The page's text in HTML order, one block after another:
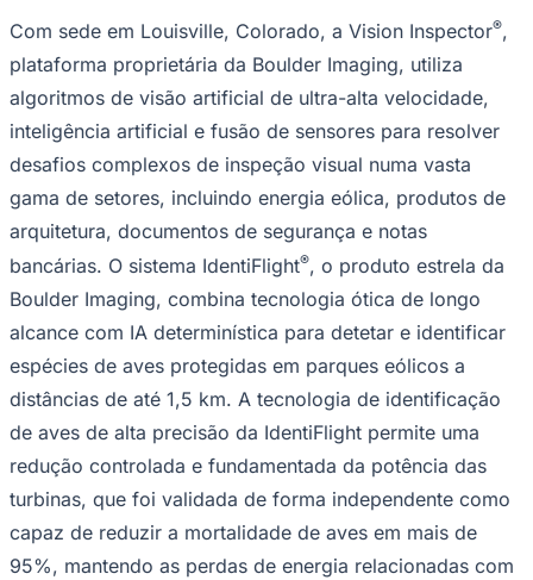
Vagas de Emprego
Panorama Econômico
Panorama Econômico
Para Sua Empresa
Anuncie no Portal
Verificar EmpresaNovo
Anunciar Vagas
Novo
Publicidade Legal
NFL
Fórmula 1
Tênis (ATP)
MLB
NHL
Atletismo
NBB
Competições de Futebol
Com sede em Louisville, Colorado, a Vision Inspector®,
plataforma proprietária da Boulder Imaging, utiliza
algoritmos de visão artificial de ultra-alta velocidade,
inteligência artificial e fusão de sensores para resolver
desafios complexos de inspeção visual numa vasta
gama de setores, incluindo energia eólica, produtos de
arquitetura, documentos de segurança e notas
bancárias. O sistema IdentiFlight®, o produto estrela da
Boulder Imaging, combina tecnologia ótica de longo
alcance com IA determinística para detetar e identificar
espécies de aves protegidas em parques eólicos a
distâncias de até 1,5 km. A tecnologia de identificação
de aves de alta precisão da IdentiFlight permite uma
redução controlada e fundamentada da potência das
turbinas, que foi validada de forma independente como
capaz de reduzir a mortalidade de aves em mais de
95%, mantendo as perdas de energia relacionadas com